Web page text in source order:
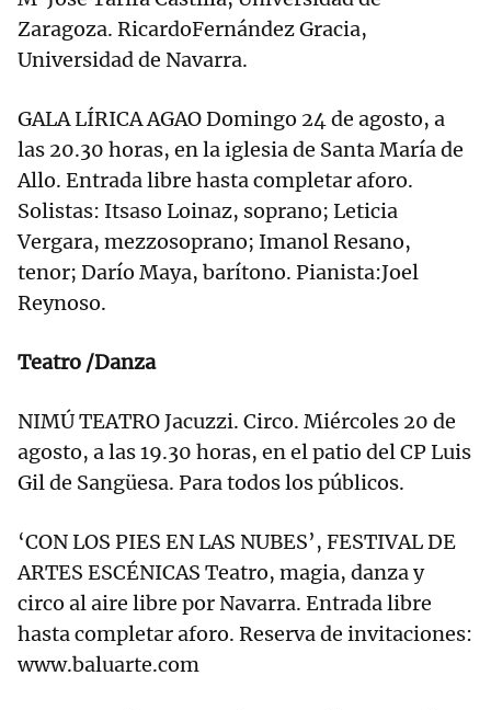
Zaragoza. RicardoFernández Gracia,
Universidad de Navarra.
GALA LÍRICA AGAO Domingo 24 de agosto, a
las 20.30 horas, en la iglesia de Santa María de
Allo. Entrada libre hasta completar aforo.
Solistas: Itsaso Loinaz, soprano; Leticia
Vergara, mezzosoprano; Imanol Resano,
tenor; Darío Maya, barítono. Pianista:Joel
Reynoso.
Teatro /Danza
NIMÚ TEATRO Jacuzzi. Circo. Miércoles 20 de
agosto, a las 19.30 horas, en el patio del CP Luis
Gil de Sangüesa. Para todos los públicos.
‘CON LOS PIES EN LAS NUBES’, FESTIVAL DE
ARTES ESCÉNICAS Teatro, magia, danza y
circo al aire libre por Navarra. Entrada libre
hasta completar aforo. Reserva de invitaciones:
www.baluarte.com